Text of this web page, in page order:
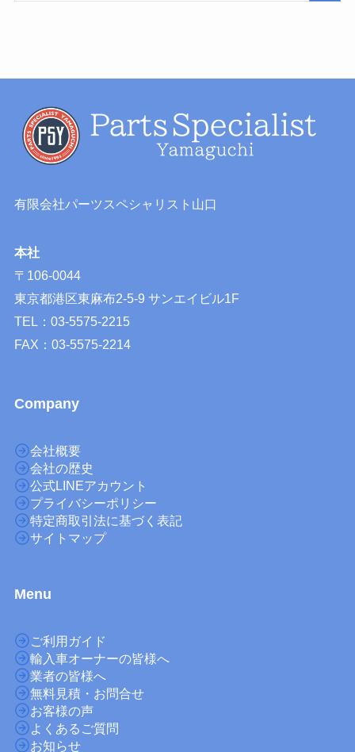
有限会社パーツスペシャリスト山口
本社
〒106-0044
東京都港区東麻布2-5-9 サンエイビル1F
TEL：03-5575-2215
FAX：03-5575-2214
Company
会社概要
会社の歴史
公式LINEアカウント
プライバシーポリシー
特定商取引法に基づく表記
サイトマップ
Menu
ご利用ガイド
輸入車オーナーの皆様へ
業者の皆様へ
無料見積・お問合せ
お客様の声
よくあるご質問
お知らせ